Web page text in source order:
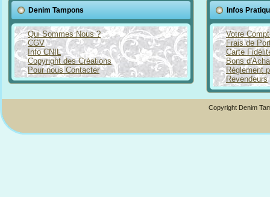
Denim Tampons
Qui Sommes Nous ?
CGV
Info CNIL
Copyright des Créations
Pour nous Contacter
Infos
Votre
Frais de
Carte
Bons
Règlement
Revendeurs
Copyright Denim